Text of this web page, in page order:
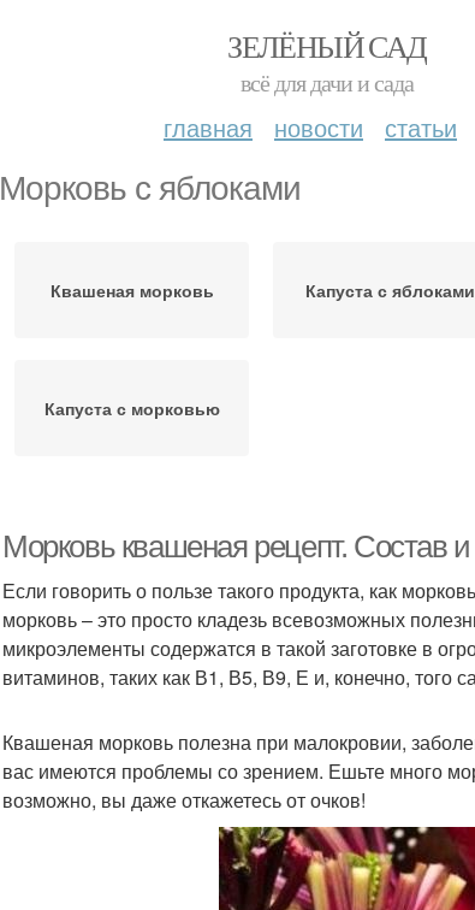
ЗЕЛЁНЫЙ САД
всё для дачи и сада
главная новости статьи
Морковь с яблоками
Квашеная морковь Капуста с яблоками
Капуста с морковью
Морковь квашеная рецепт. Состав
Если говорить о пользе такого продукта, как
морковь – это просто кладезь всевозможных
микроэлементы содержатся в такой заготовке в
витаминов, таких как В1, В5, В9, Е и, конечно, того
Квашеная морковь полезна при малокровии,
вас имеются проблемы со зрением. Ешьте много
возможно, вы даже откажетесь от очков!